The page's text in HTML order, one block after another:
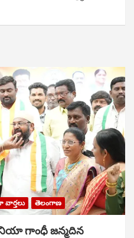
తెలంగాణ
గాంధీ జ‌న్మ‌దిన